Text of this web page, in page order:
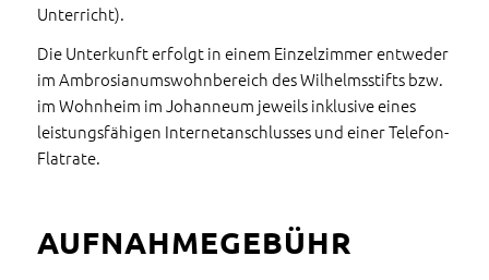
Unterricht).
Die Unterkunft erfolgt in einem Einzelzimmer entweder
im Ambrosianumswohnbereich des Wilhelmsstifts bzw.
im Wohnheim im Johanneum jeweils inklusive eines
leistungsfähigen Internetanschlusses und einer Telefon-
Flatrate.
AUFNAHMEGEBÜHR